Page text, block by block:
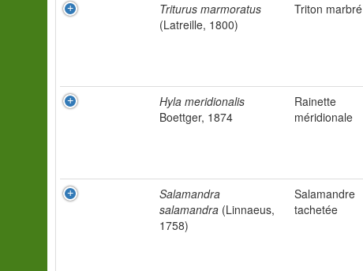
Triturus marmoratus
(Latreille, 1800)
Triton marbré
Hyla meridionalis
Boettger, 1874
Rainette
méridionale
Salamandra
salamandra (Linnaeus,
1758)
Salamandre
tachetée